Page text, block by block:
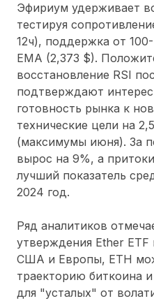
Эфириум удерживает
тестируя
12ч), поддержка от
EMA (2,373 $).
восстановление RSI
подтверждают
готовность рынка к
технические цели на
(максимумы июня). За
вырос на 9%, а
лучший показатель
2024 год.
Ряд аналитиков
утверждения Ether
США и Европы, ETH
траекторию биткоина
для "усталых" от